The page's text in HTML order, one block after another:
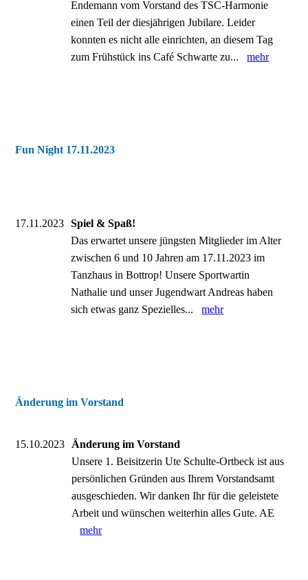
Endemann vom Vorstand des TSC-Harmonie
einen Teil der diesjährigen Jubilare. Leider
konnten es nicht alle einrichten, an diesem Tag
zum Frühstück ins Café Schwarte zu...mehr
Fun Night 17.11.2023
17.11.2023
Spiel & Spaß!
Das erwartet unsere jüngsten Mitglieder im Alter
zwischen 6 und 10 Jahren am 17.11.2023 im
Tanzhaus in Bottrop! Unsere Sportwartin
Nathalie und unser Jugendwart Andreas haben
sich etwas ganz Spezielles...mehr
Änderung im Vorstand
15.10.2023
Änderung im Vorstand
Unsere 1. Beisitzerin Ute Schulte-Ortbeck ist aus
persönlichen Gründen aus Ihrem Vorstandsamt
ausgeschieden. Wir danken Ihr für die geleistete
Arbeit und wünschen weiterhin alles Gute. AE
mehr